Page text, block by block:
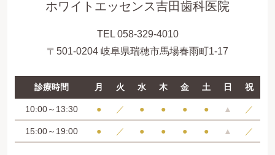
ホワイトエッセンス吉田歯科医院
TEL 058-329-4010
〒501-0204 岐阜県瑞穂市馬場春雨町1-17
診療時間 月 火 水 木 金 土 日 祝
10:00～13:30 ● ／ ● ● ● ● ▲ ／
15:00～19:00 ● ／ ● ● ● ● ▲ ／